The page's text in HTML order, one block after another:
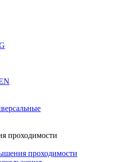
проходимости
проходимости